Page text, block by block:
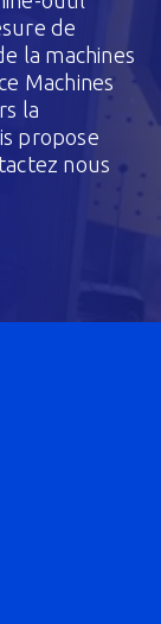
de
la machines
Machines
la
propose
nous